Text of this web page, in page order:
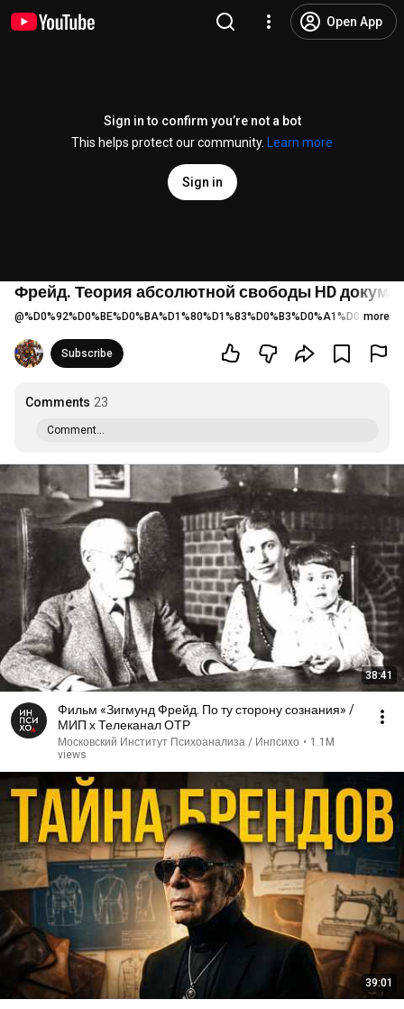
Open App
Sign in to confirm you’re not a bot
This helps protect our community.
Learn more
Sign in
Фрейд. Теория абсолютной свободы HD
@ more
Subscribe
Comments 23
Comment...
38:41
Фильм «Зигмунд Фрейд. По ту сторону сознания» /
МИП х Телеканал ОТР
Московский Институт Психоанализа / Инпсихо • 1.1M
views
39:01